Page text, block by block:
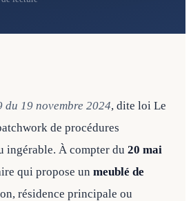
du 19 novembre 2024, dite loi Le
de procédures
ingérable. À compter du 20 mai
qui propose un meublé de
résidence principale ou